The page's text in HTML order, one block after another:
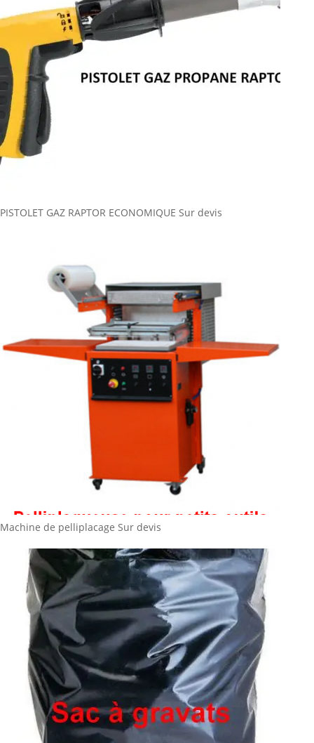
PISTOLET GAZ RAPTOR ECONOMIQUE Sur devis
Machine de pelliplacage Sur devis